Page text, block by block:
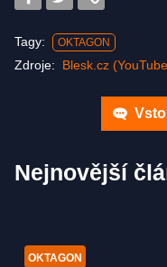
Tagy: OKTAGON
Zdroje: Blesk.cz
Nejnovější
OKTAGON